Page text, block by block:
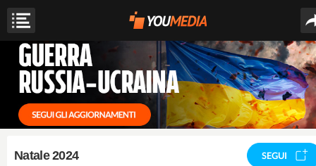
Natale 2024 SEGUI